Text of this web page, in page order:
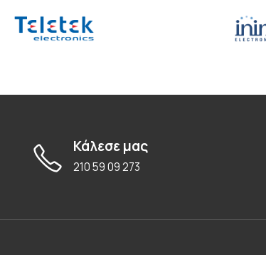
Κάλεσε μας
210 59 09 273